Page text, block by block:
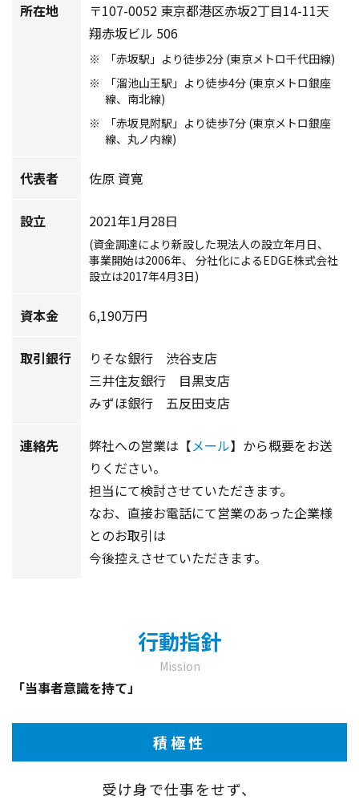
所在地
〒107-0052 東京都港区赤坂2丁目14-11天
翔赤坂ビル 506
「赤坂駅」より徒歩2分 (東京メトロ千代田線)
「溜池山王駅」より徒歩4分 (東京メトロ銀座
線、南北線)
「赤坂見附駅」より徒歩7分 (東京メトロ銀座
線、丸ノ内線)
代表者 佐原 資寛
設立 2021年1月28日
(資金調達により新設した現法人の設立年月日、
事業開始は2006年、 分社化によるEDGE株式会社
設立は2017年4月3日)
資本金 6,190万円
取引銀行
りそな銀行 渋谷支店
三井住友銀行 目黒支店
みずほ銀行 五反田支店
連絡先 弊社への営業は【メール】から概要をお送
りください。
担当にて検討させていただきます。
なお、直接お電話にて営業のあった企業様
とのお取引は
今後控えさせていただきます。
行動指針
Mission
「当事者意識を持て」
積極性
受け身で仕事をせず、